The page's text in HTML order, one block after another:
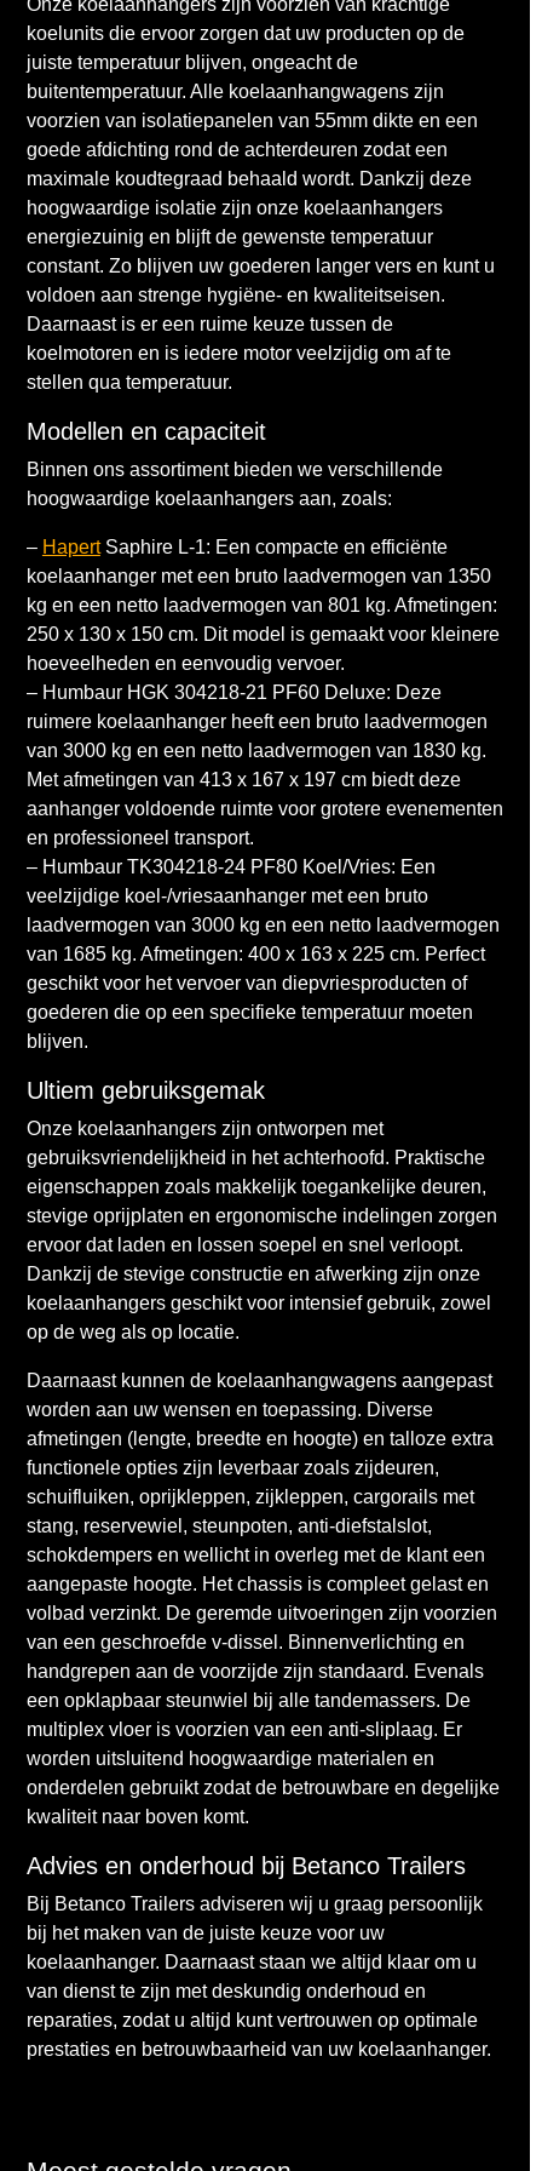
Onze koelaanhangers zijn voorzien van krachtige
koelunits die ervoor zorgen dat uw producten op de
juiste temperatuur blijven, ongeacht de
buitentemperatuur. Alle koelaanhangwagens zijn
voorzien van isolatiepanelen van 55mm dikte en een
goede afdichting rond de achterdeuren zodat een
maximale koudtegraad behaald wordt. Dankzij deze
hoogwaardige isolatie zijn onze koelaanhangers
energiezuinig en blijft de gewenste temperatuur
constant. Zo blijven uw goederen langer vers en kunt u
voldoen aan strenge hygiëne- en kwaliteitseisen.
Daarnaast is er een ruime keuze tussen de
koelmotoren en is iedere motor veelzijdig om af te
stellen qua temperatuur.
Modellen en capaciteit
Binnen ons assortiment bieden we verschillende
hoogwaardige koelaanhangers aan, zoals:
– HapertSaphire L-1: Een compacte en efficiënte
koelaanhanger met een bruto laadvermogen van 1350
kg en een netto laadvermogen van 801 kg. Afmetingen:
250 x 130 x 150 cm. Dit model is gemaakt voor kleinere
hoeveelheden en eenvoudig vervoer.
– Humbaur HGK 304218-21 PF60 Deluxe: Deze
ruimere koelaanhanger heeft een bruto laadvermogen
van 3000 kg en een netto laadvermogen van 1830 kg.
Met afmetingen van 413 x 167 x 197 cm biedt deze
aanhanger voldoende ruimte voor grotere evenementen
en professioneel transport.
– Humbaur TK304218-24 PF80 Koel/Vries: Een
veelzijdige koel-/vriesaanhanger met een bruto
laadvermogen van 3000 kg en een netto laadvermogen
van 1685 kg. Afmetingen: 400 x 163 x 225 cm. Perfect
geschikt voor het vervoer van diepvriesproducten of
goederen die op een specifieke temperatuur moeten
blijven.
Ultiem gebruiksgemak
Onze koelaanhangers zijn ontworpen met
gebruiksvriendelijkheid in het achterhoofd. Praktische
eigenschappen zoals makkelijk toegankelijke deuren,
stevige oprijplaten en ergonomische indelingen zorgen
ervoor dat laden en lossen soepel en snel verloopt.
Dankzij de stevige constructie en afwerking zijn onze
koelaanhangers geschikt voor intensief gebruik, zowel
op de weg als op locatie.
Daarnaast kunnen de koelaanhangwagens aangepast
worden aan uw wensen en toepassing. Diverse
afmetingen (lengte, breedte en hoogte) en talloze extra
functionele opties zijn leverbaar zoals zijdeuren,
schuifluiken, oprijkleppen, zijkleppen, cargorails met
stang, reservewiel, steunpoten, anti-diefstalslot,
schokdempers en wellicht in overleg met de klant een
aangepaste hoogte. Het chassis is compleet gelast en
volbad verzinkt. De geremde uitvoeringen zijn voorzien
van een geschroefde v-dissel. Binnenverlichting en
handgrepen aan de voorzijde zijn standaard. Evenals
een opklapbaar steunwiel bij alle tandemassers. De
multiplex vloer is voorzien van een anti-sliplaag. Er
worden uitsluitend hoogwaardige materialen en
onderdelen gebruikt zodat de betrouwbare en degelijke
kwaliteit naar boven komt.
Advies en onderhoud bij Betanco Trailers
Bij Betanco Trailers adviseren wij u graag persoonlijk
bij het maken van de juiste keuze voor uw
koelaanhanger. Daarnaast staan we altijd klaar om u
van dienst te zijn met deskundig onderhoud en
reparaties, zodat u altijd kunt vertrouwen op optimale
prestaties en betrouwbaarheid van uw koelaanhanger.